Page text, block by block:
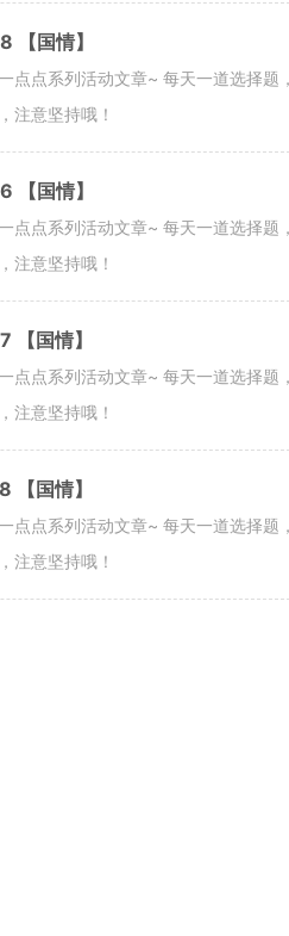
【国情】
点点系列活动文章~ 每天一道选择
注意坚持哦！
【国情】
点点系列活动文章~ 每天一道选择
注意坚持哦！
【国情】
点点系列活动文章~ 每天一道选择
注意坚持哦！
【国情】
点点系列活动文章~ 每天一道选择
注意坚持哦！